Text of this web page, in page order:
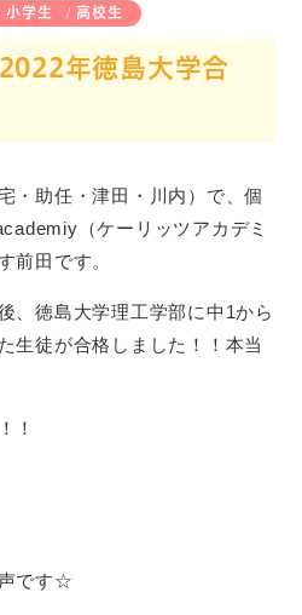
小学生 高校生
年徳島大学合
・助任・津田・川内）で、個
（ケーリッツアカデミ
前田です。
、徳島大学理工学部に中1から
生徒が合格しました！！本当
！
です☆